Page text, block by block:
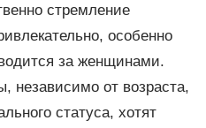
стремление
особенно
за женщинами.
независимо от возраста,
статуса, хотят